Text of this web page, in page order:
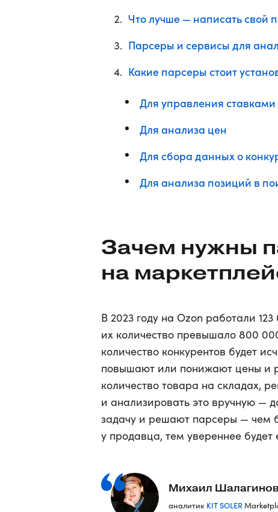
Что лучше — написать свой
Парсеры и сервисы для
Какие парсеры стоит
Для управления ставками
Для анализа цен
Для сбора данных о
Для анализа позиций в
Зачем нужны
на
В 2023 году на Ozon работали
их количество превышало 800
количество конкурентов будет
повышают или понижают цены и
количество товара на складах,
и анализировать это вручную —
задачу и решают парсеры — чем
у продавца, тем увереннее
Михаил Шалагинов
аналитик KIT SOLER